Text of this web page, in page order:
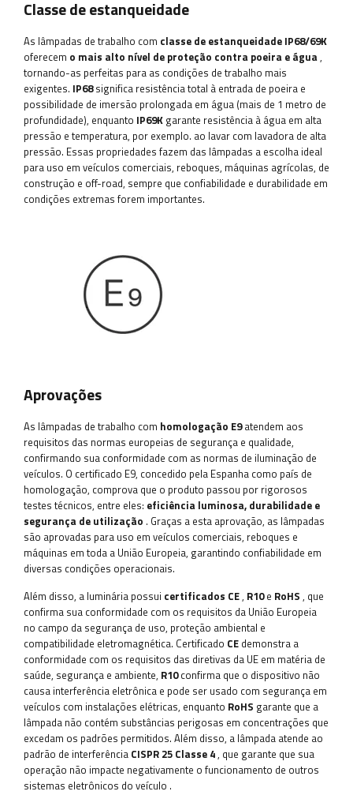
Classe de estanqueidade
As lâmpadas de trabalho com classe de estanqueidade IP68/69K
oferecem o mais alto nível de proteção contra poeira e água,
tornando-as perfeitas para as condições de trabalho mais
exigentes. IP68significa resistência total à entrada de poeira e
possibilidade de imersão prolongada em água (mais de 1 metro de
profundidade), enquanto IP69K garante resistência à água em alta
pressão e temperatura, por exemplo. ao lavar com lavadora de alta
pressão. Essas propriedades fazem das lâmpadas a escolha ideal
para uso em veículos comerciais, reboques, máquinas agrícolas, de
construção e off-road, sempre que confiabilidade e durabilidade em
condições extremas forem importantes.
Aprovações
As lâmpadas de trabalho com homologação E9atendem aos
requisitos das normas europeias de segurança e qualidade,
confirmando sua conformidade com as normas de iluminação de
veículos. O certificado E9, concedido pela Espanha como país de
homologação, comprova que o produto passou por rigorosos
testes técnicos, entre eles: eficiência luminosa, durabilidade e
segurança de utilização . Graças a esta aprovação, as lâmpadas
são aprovadas para uso em veículos comerciais, reboques e
máquinas em toda a União Europeia, garantindo confiabilidade em
diversas condições operacionais.
Além disso, a luminária possui certificados CE, R10 e RoHS , que
confirma sua conformidade com os requisitos da União Europeia
no campo da segurança de uso, proteção ambiental e
compatibilidade eletromagnética. Certificado CE demonstra a
conformidade com os requisitos das diretivas da UE em matéria de
saúde, segurança e ambiente, R10 confirma que o dispositivo não
causa interferência eletrônica e pode ser usado com segurança em
veículos com instalações elétricas, enquanto RoHS garante que a
lâmpada não contém substâncias perigosas em concentrações que
excedam os padrões permitidos. Além disso, a lâmpada atende ao
padrão de interferência CISPR 25 Classe 4, que garante que sua
operação não impacte negativamente o funcionamento de outros
sistemas eletrônicos do veículo .